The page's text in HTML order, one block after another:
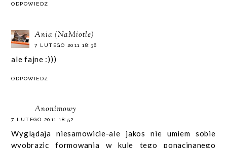
ODPOWIEDZ
Ania (NaMiotle)
7 LUTEGO 2011 18:36
ale fajne :)))
ODPOWIEDZ
Anonimowy
7 LUTEGO 2011 18:52
Wyglądaja niesamowicie-ale jakos nie umiem sobie
wyobrazic formowania w kule tego ponacinanego